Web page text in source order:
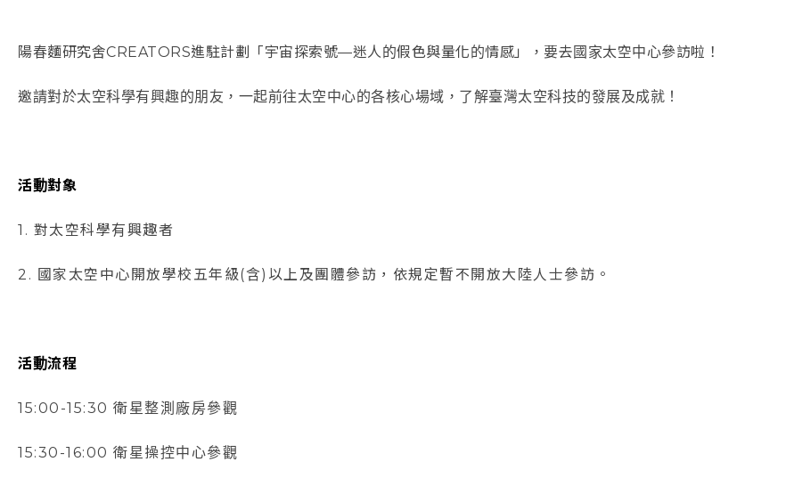
陽春麵研究舍CREATORS進駐計劃「宇宙探索號—迷人的假色與量化的情感」，要去國家太空中心參訪啦！
邀請對於太空科學有興趣的朋友，一起前往太空中心的各核心場域，了解臺灣太空科技的發展及成就！
活動對象
1. 對太空科學有興趣者
2. 國家太空中心開放學校五年級(含)以上及團體參訪，依規定暫不開放大陸人士參訪。
活動流程
15:00-15:30 衛星整測廠房參觀
15:30-16:00 衛星操控中心參觀